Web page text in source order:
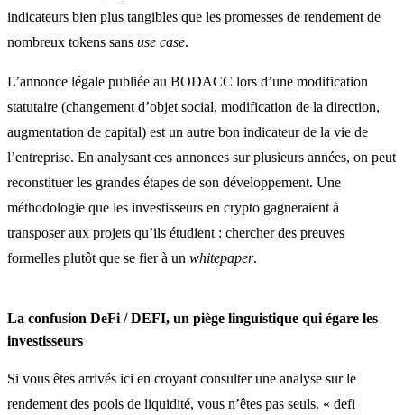
indicateurs bien plus tangibles que les promesses de rendement de
nombreux tokens sans use case.
L’annonce légale publiée au BODACC lors d’une modification
statutaire (changement d’objet social, modification de la direction,
augmentation de capital) est un autre bon indicateur de la vie de
l’entreprise. En analysant ces annonces sur plusieurs années, on peut
reconstituer les grandes étapes de son développement. Une
méthodologie que les investisseurs en crypto gagneraient à
transposer aux projets qu’ils étudient : chercher des preuves
formelles plutôt que se fier à un whitepaper.
La confusion DeFi / DEFI, un piège linguistique qui égare les
investisseurs
Si vous êtes arrivés ici en croyant consulter une analyse sur le
rendement des pools de liquidité, vous n’êtes pas seuls. « defi